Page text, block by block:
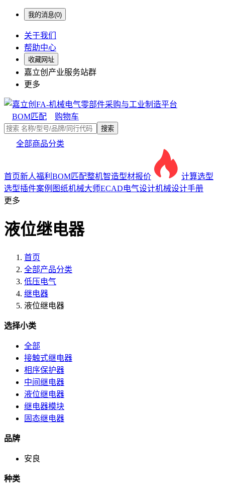
我的消息(0)
关于我们
帮助中心
收藏网址
嘉立创产业服务站群
更多
BOM匹配 购物车
搜索
全部商品分类
首页新人福利 BOM匹配整机智造型材报价
计算选型
选型插件案例图纸机械大师ECAD电气设计机械设计手册
更多
液位继电器
首页
全部产品分类
低压电气
继电器
液位继电器
选择小类
全部
接触式继电器
相序保护器
中间继电器
液位继电器
继电器模块
固态继电器
品牌
安良
种类